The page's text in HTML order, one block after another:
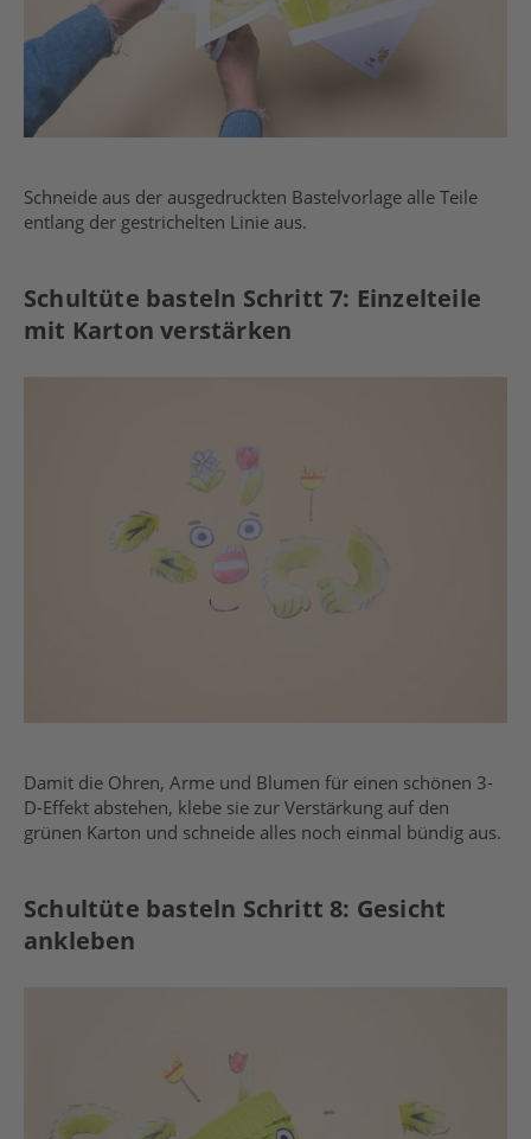
Schneide aus der ausgedruckten Bastelvorlage alle Teile
entlang der gestrichelten Linie aus.
Schultüte basteln Schritt 7: Einzelteile
mit Karton verstärken
Damit die Ohren, Arme und Blumen für einen schönen 3-
D-Effekt abstehen, klebe sie zur Verstärkung auf den
grünen Karton und schneide alles noch einmal bündig aus.
Schultüte basteln Schritt 8: Gesicht
ankleben